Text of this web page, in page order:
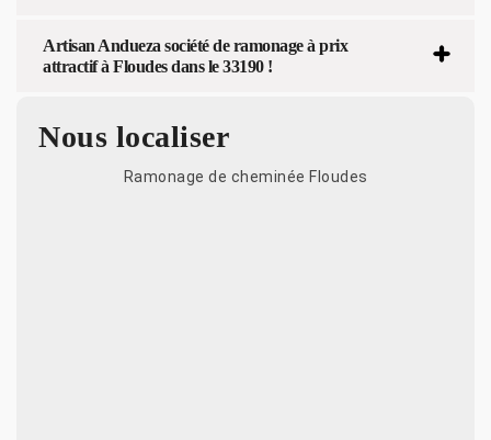
Artisan Andueza société de ramonage à prix
attractif à Floudes dans le 33190 !
Nous localiser
Ramonage de cheminée Floudes